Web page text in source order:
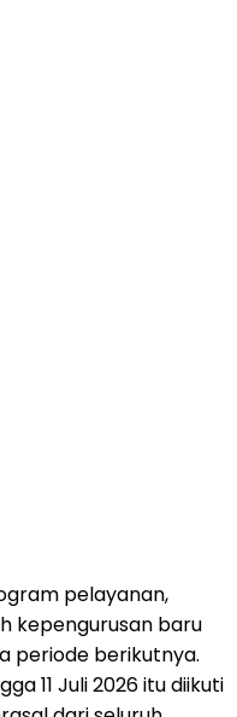
pelayanan,
kepengurusan baru
periode berikutnya.
11 Juli 2026 itu diikuti